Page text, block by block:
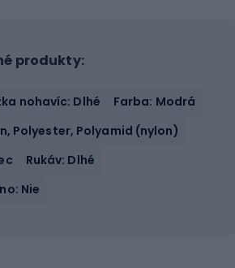
produkty:
nohavíc: Dlhé
Farba: Modrá
Polyester, Polyamid (nylon)
Rukáv: Dlhé
Nie